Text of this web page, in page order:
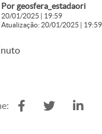
Por geosfera_estadaori
20/01/2025 | 19:59
Atualização: 20/01/2025 | 19:59